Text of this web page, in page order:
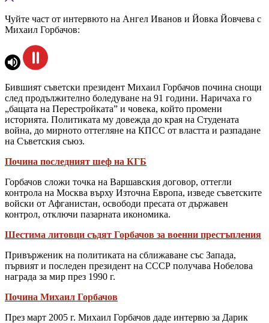
Чуйте част от интервюто на Ангел Иванов и Йовка Йовчева с
Михаил Горбачов:
Бившият съветски президент Михаил Горбачов почина снощи
след продължително боледуване на 91 години. Наричаха го
„бащата на Перестройката” и човека, който промени
историята. Политиката му довежда до края на Студената
война, до мирното оттегляне на КПСС от властта и разпадане
на Съветския съюз.
Почина последният шеф на КГБ
Горбачов сложи точка на Варшавския договор, оттегли
контрола на Москва върху Източна Европа, изведе съветските
войски от Афганистан, освободи пресата от държавен
контрол, отключи пазарната икономика.
Шестима литовци съдят Горбачов за военни престъпления
Привърженик на политиката на сближаване със Запада,
първият и последен президент на СССР получава Нобелова
награда за мир през 1990 г.
Почина Михаил Горбачов
През март 2005 г. Михаил Горбачов даде интервю за Дарик